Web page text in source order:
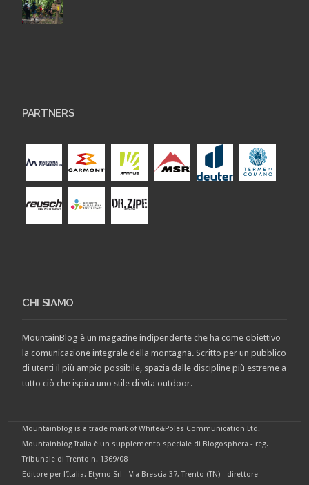
PARTNERS
CHI SIAMO
MountainBlog è un magazine indipendente che ha come obiettivo
la comunicazione integrale della montagna. Scritto per un pubblico
di utenti il più ampio possibile, spazia dalle discipline più estreme a
tutto ciò che ispira uno stile di vita outdoor.
Mountainblog is a trade mark of White&Poles Communication Ltd.
Mountainblog Italia è un supplemento speciale di Blogosphera - reg.
Tribunale di Trento n. 1369/08
Editore per l'Italia: Etymo Srl - Via Brescia 37, Trento (TN) - direttore